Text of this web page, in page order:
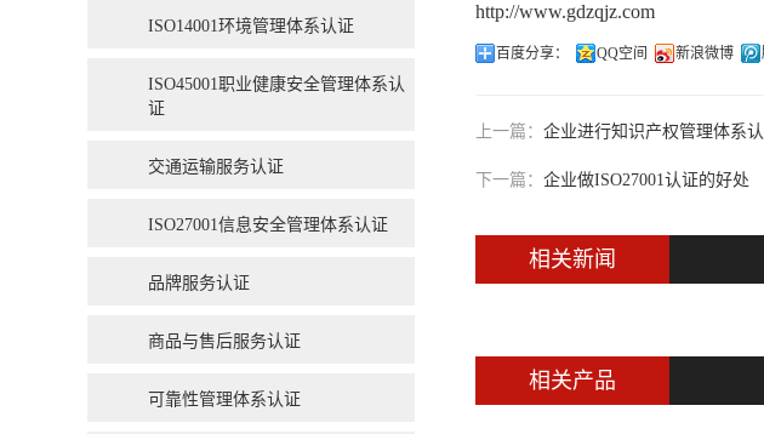
ISO14001环境管理体系认证
ISO45001职业健康安全管理体系认
证
交通运输服务认证
ISO27001信息安全管理体系认证
品牌服务认证
商品与售后服务认证
可靠性管理体系认证
http://www.gdzqjz.com
百度分享： QQ空间 新浪微博
上一篇： 企业进行知识产权管理体系
下一篇： 企业做ISO27001认证的好处
相关新闻
相关产品